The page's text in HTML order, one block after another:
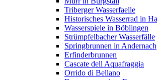
Triberger Wasserfaelle
Historisches Wasserrad in
Wasserspiele in Böblingen
Strümpfelbacher Wasserfälle
Springbrunnen in Andernach
Erfinderbrunnen
Cascate dell Aquafraggia
Orrido di Bellano